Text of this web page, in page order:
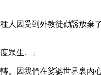
人因受到外教徒勸誘放棄
眾生。」
。因我們在娑婆世界裏內